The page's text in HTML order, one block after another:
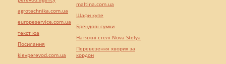
agrotechnika.com.ua
europeservice.com.ua
текст юа
Посилання
kievperevod.com.ua
maltina.com.ua
Шафи купе
Брендові сумки
Натяжні стелі Nova Stelya
Перевезення хворих за
кордон